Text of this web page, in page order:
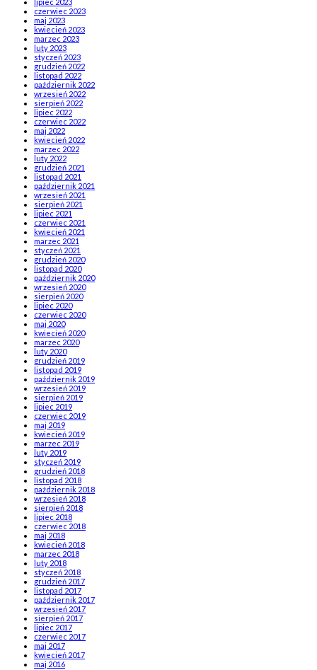
lipiec 2023
czerwiec 2023
maj 2023
kwiecień 2023
marzec 2023
luty 2023
styczeń 2023
grudzień 2022
listopad 2022
październik 2022
wrzesień 2022
sierpień 2022
lipiec 2022
czerwiec 2022
maj 2022
kwiecień 2022
marzec 2022
luty 2022
grudzień 2021
listopad 2021
październik 2021
wrzesień 2021
sierpień 2021
lipiec 2021
czerwiec 2021
kwiecień 2021
marzec 2021
styczeń 2021
grudzień 2020
listopad 2020
październik 2020
wrzesień 2020
sierpień 2020
lipiec 2020
czerwiec 2020
maj 2020
kwiecień 2020
marzec 2020
luty 2020
grudzień 2019
listopad 2019
październik 2019
wrzesień 2019
sierpień 2019
lipiec 2019
czerwiec 2019
maj 2019
kwiecień 2019
marzec 2019
luty 2019
styczeń 2019
grudzień 2018
listopad 2018
październik 2018
wrzesień 2018
sierpień 2018
lipiec 2018
czerwiec 2018
maj 2018
kwiecień 2018
marzec 2018
luty 2018
styczeń 2018
grudzień 2017
listopad 2017
październik 2017
wrzesień 2017
sierpień 2017
lipiec 2017
czerwiec 2017
maj 2017
kwiecień 2017
maj 2016